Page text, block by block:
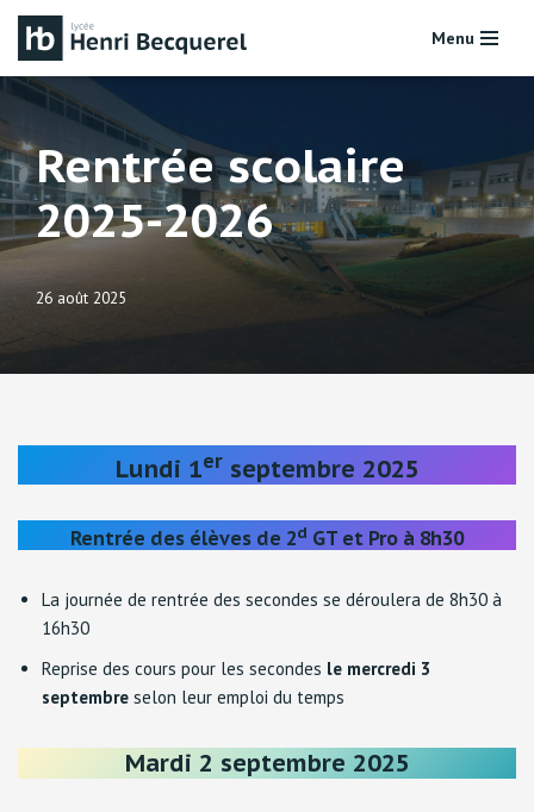
Aller
au
contenu
Menu
Rentrée scolaire
2025-2026
26 août 2025
Lundi 1erseptembre 2025
Rentrée des élèves de 2d GT et Pro à 8h30
La journée de rentrée des secondes se déroulera de 8h30 à
16h30
Reprise des cours pour les secondes le mercredi 3
septembre selon leur emploi du temps
Mardi 2 septembre 2025